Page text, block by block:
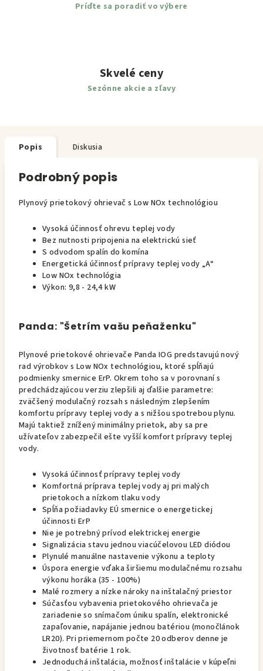
Príďte sa poradiť vo výbere
Skvelé ceny
Sezónne akcie a zľavy
Popis Diskusia
Podrobný popis
Plynový prietokový ohrievač s Low NOx technológiou
Vysoká účinnosť ohrevu teplej vody
Bez nutnosti pripojenia na elektrickú sieť
S odvodom spalín do komína
Energetická účinnosť prípravy teplej vody „A“
Low NOx technológia
Výkon: 9,8 - 24,4 kW
Panda: "Šetrím vašu peňaženku"
Plynové prietokové ohrievače Panda IOG predstavujú nový
rad výrobkov s Low NOx technológiou, ktoré spĺňajú
podmienky smernice ErP. Okrem toho sa v porovnaní s
predchádzajúcou verziu zlepšili aj ďalšie parametre:
zväčšený modulačný rozsah s následným zlepšením
komfortu prípravy teplej vody a s nižšou spotrebou plynu.
Majú taktiež znížený minimálny prietok, aby sa pre
užívateľov zabezpečil ešte vyšší komfort prípravy teplej
vody.
Vysoká účinnosť prípravy teplej vody
Komfortná príprava teplej vody aj pri malých
prietokoch a nízkom tlaku vody
Spĺňa požiadavky EÚ smernice o energetickej
účinnosti ErP
Nie je potrebný prívod elektrickej energie
Signalizácia stavu jednou viacúčelovou LED diódou
Plynulé manuálne nastavenie výkonu a teploty
Úspora energie vďaka širšiemu modulačnému rozsahu
výkonu horáka (35 - 100%)
Malé rozmery a nízke nároky na inštalačný priestor
Súčasťou vybavenia prietokového ohrievača je
zariadenie so snímačom úniku spalín, elektronické
zapaľovanie, napájanie jednou batériou (monočlánok
LR20). Pri priemernom počte 20 odberov denne je
životnosť batérie 1 rok.
Jednoduchá inštalácia, možnosť inštalácie v kúpeľni